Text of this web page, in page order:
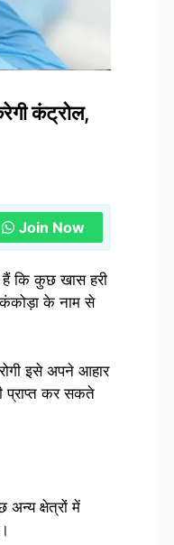
कंट्रोल,
Join Now
हैं कि कुछ खास हरी
कंकोड़ा के नाम से
इसे अपने आहार
प्राप्त कर सकते
क्षेत्रों में